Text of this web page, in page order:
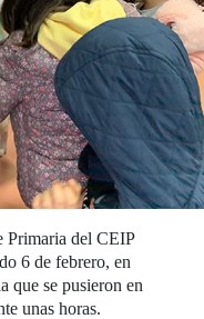
Primaria del CEIP
6 de febrero, en
que se pusieron en
unas horas.